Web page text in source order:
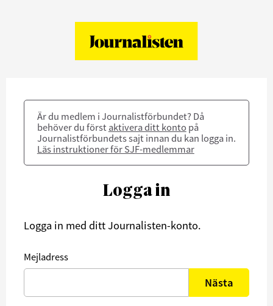
Är du medlem i Journalistförbundet? Då
behöver du först aktivera ditt konto på
Journalistförbundets sajt innan du kan logga in.
Läs instruktioner för SJF-medlemmar
Logga in
Logga in med ditt Journalisten-konto.
Mejladress
Nästa